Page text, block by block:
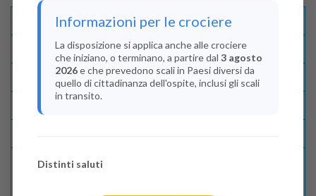
Descrizione E Itinerario
Disponibilità
Condizioni
Informazioni per le crociere
La disposizione si applica anche alle crociere
che iniziano, o terminano, a partire dal 3 agosto
2026e che prevedono scali in Paesi diversi da
quello di cittadinanza dell'ospite, inclusi gli scali
in transito.
Distinti saluti